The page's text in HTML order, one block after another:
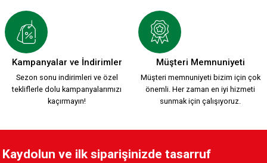
2.200,00 TL
ÇUBUKLU TARAFTAR FORMASI
749,90 TL
HUMMEL ZÜBEYDE ANA FUTBOL HUMMEL BEYAZ FUTBOL
Kampanyalar ve İndirimler
Sezon sonu indirimleri ve özel
tekliflerle dolu kampanyalarımızı
kaçırmayın!
Müşteri Memnuniyeti
Müşteri memnuniyeti bizim için çok
önemli. Her zaman en iyi hizmeti
sunmak için çalışıyoruz.
Kaydolun ve ilk siparişinizde tasarruf